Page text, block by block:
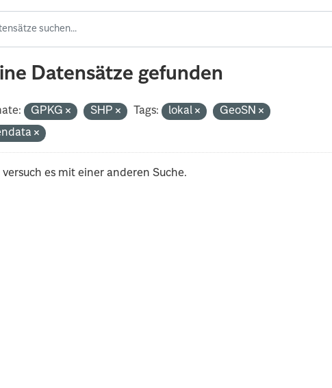
Datensätze gefunden
GPKG SHP Tags: lokal
GeoSN
versuch es mit einer anderen Suche.